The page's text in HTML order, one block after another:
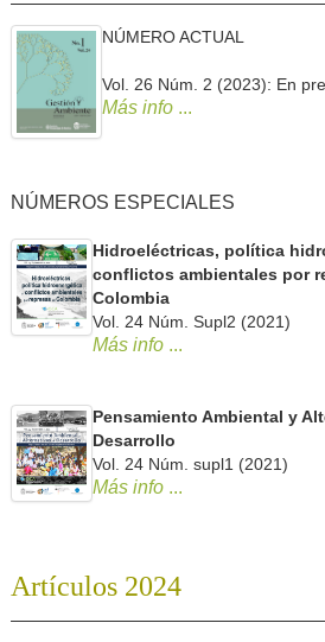
NÚMERO ACTUAL
Vol. 26 Núm. 2 (2023): En
Más info...
NÚMEROS ESPECIALES
Hidroeléctricas, política
conflictos ambientales por
Colombia
Vol. 24 Núm. Supl2 (2021)
Más info ...
Pensamiento Ambiental y
Desarrollo
Vol. 24 Núm. supl1 (2021)
Más info ...
Artículos 2024